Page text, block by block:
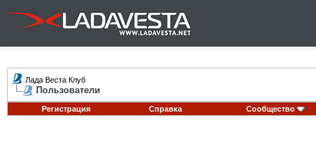
Лада Веста Клуб
Пользователи
Регистрация Справка Сообщество